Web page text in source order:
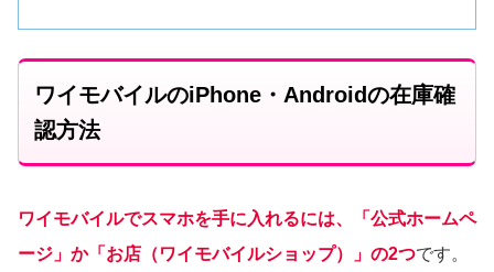
ワイモバイルのiPhone・Androidの在庫確
認方法
ワイモバイルでスマホを手に入れるには、「公式ホームペ
ージ」か「お店（ワイモバイルショップ）」の2つです。